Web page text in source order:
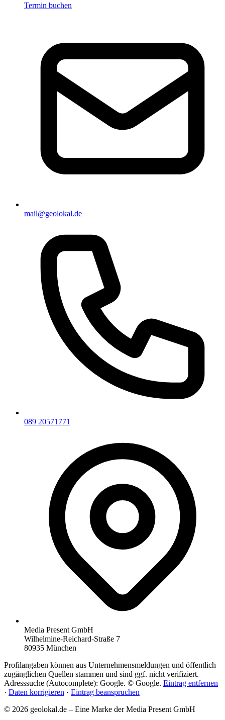
Termin buchen
mail@geolokal.de
089 20571771
Media Present GmbH
Wilhelmine-Reichard-Straße 7
80935 München
Profilangaben können aus Unternehmensmeldungen und öffentlich
zugänglichen Quellen stammen und sind ggf. nicht verifiziert.
Adresssuche (Autocomplete): Google. © Google. Eintrag entfernen
· Daten korrigieren · Eintrag beanspruchen
© 2026 geolokal.de – Eine Marke der Media Present GmbH